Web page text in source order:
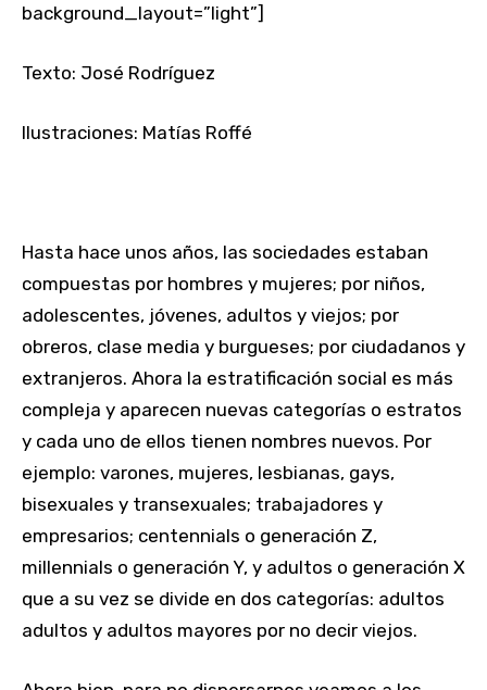
background_layout=”light”]
Texto: José Rodríguez
Ilustraciones: Matías Roffé
Hasta hace unos años, las sociedades estaban
compuestas por hombres y mujeres; por niños,
adolescentes, jóvenes, adultos y viejos; por
obreros, clase media y burgueses; por ciudadanos y
extranjeros. Ahora la estratificación social es más
compleja y aparecen nuevas categorías o estratos
y cada uno de ellos tienen nombres nuevos. Por
ejemplo: varones, mujeres, lesbianas, gays,
bisexuales y transexuales; trabajadores y
empresarios; centennials o generación Z,
millennials o generación Y, y adultos o generación X
que a su vez se divide en dos categorías: adultos
adultos y adultos mayores por no decir viejos.